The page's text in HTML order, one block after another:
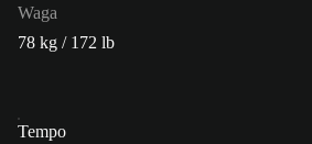
Waga
78 kg / 172 lb
Tempo